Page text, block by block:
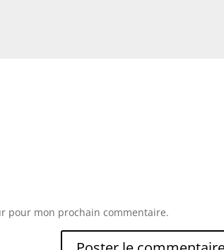
pour mon prochain commentaire.